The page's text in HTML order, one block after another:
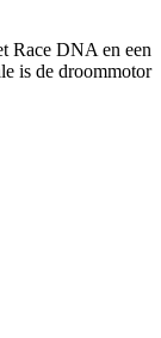
Race DNA en een
is de droommotor